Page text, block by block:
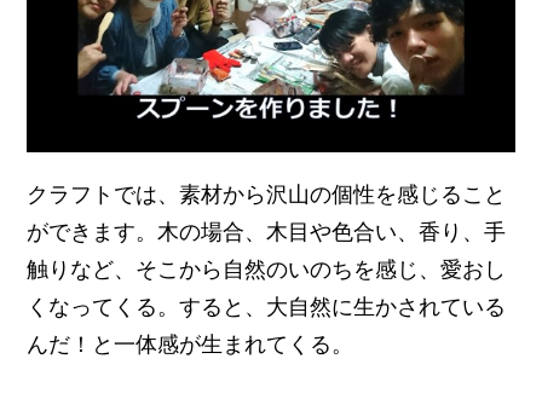
クラフトでは、素材から沢山の個性を感じること
ができます。木の場合、木目や色合い、香り、手
触りなど、そこから自然のいのちを感じ、愛おし
くなってくる。すると、大自然に生かされている
んだ！と一体感が生まれてくる。